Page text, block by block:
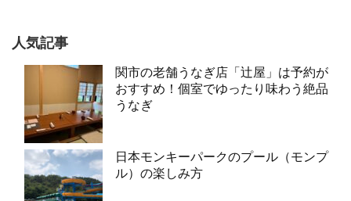
人気記事
関市の老舗うなぎ店「辻屋」は予約が
おすすめ！個室でゆったり味わう絶品
うなぎ
日本モンキーパークのプール（モンプ
ル）の楽しみ方